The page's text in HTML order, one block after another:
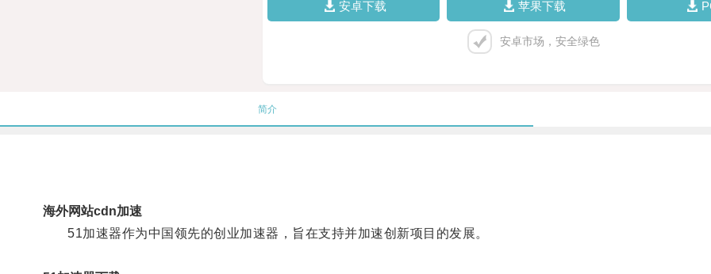
安卓下载 苹果下载
安卓市场，安全绿色
简介
海外网站cdn加速
51加速器作为中国领先的创业加速器，旨在支持并加速创新项目的发展。